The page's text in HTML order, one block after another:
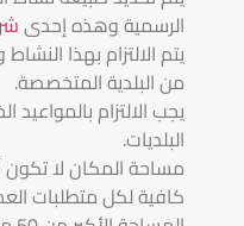
الرسمية وهذه إحدى
يتم الالتزام بهذا
من البلدية المتخصصة.
يجب الالتزام
البلديات.
كافية لكل متطلبات